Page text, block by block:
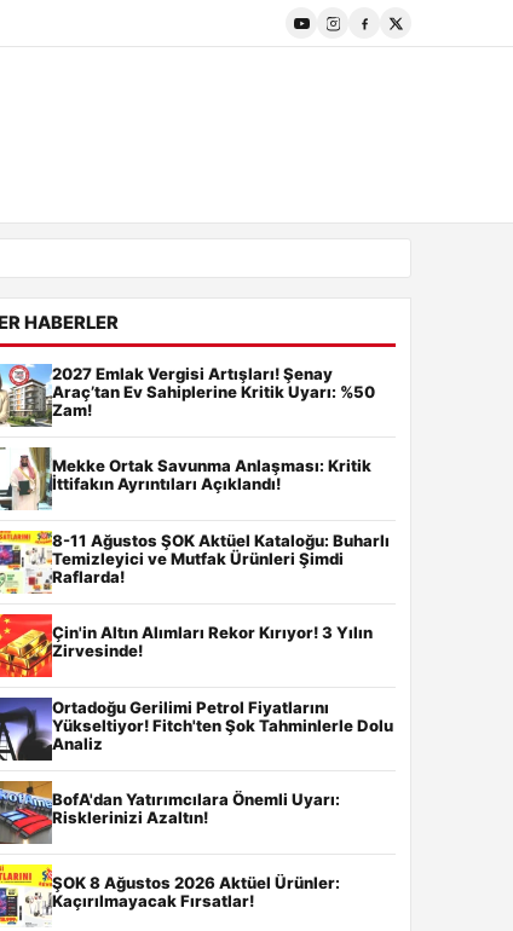
HABERLER
2027 Emlak Vergisi Artışları! Şenay
Araç’tan Ev Sahiplerine Kritik Uyarı: %50
Zam!
Mekke Ortak Savunma Anlaşması: Kritik
İttifakın Ayrıntıları Açıklandı!
8-11 Ağustos ŞOK Aktüel Kataloğu: Buharlı
Temizleyici ve Mutfak Ürünleri Şimdi
Raflarda!
Çin'in Altın Alımları Rekor Kırıyor! 3 Yılın
Zirvesinde!
Ortadoğu Gerilimi Petrol Fiyatlarını
Yükseltiyor! Fitch'ten Şok Tahminlerle Dolu
Analiz
BofA'dan Yatırımcılara Önemli Uyarı:
Risklerinizi Azaltın!
ŞOK 8 Ağustos 2026 Aktüel Ürünler:
Kaçırılmayacak Fırsatlar!